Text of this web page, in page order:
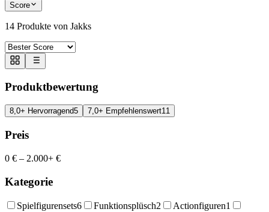
Score
14 Produkte von Jakks
Produktbewertung
8,0+ Hervorragend5 7,0+ Empfehlenswert11
Preis
0 € – 2.000+ €
Kategorie
Spielfigurensets6 Funktionsplüsch2 Actionfiguren1